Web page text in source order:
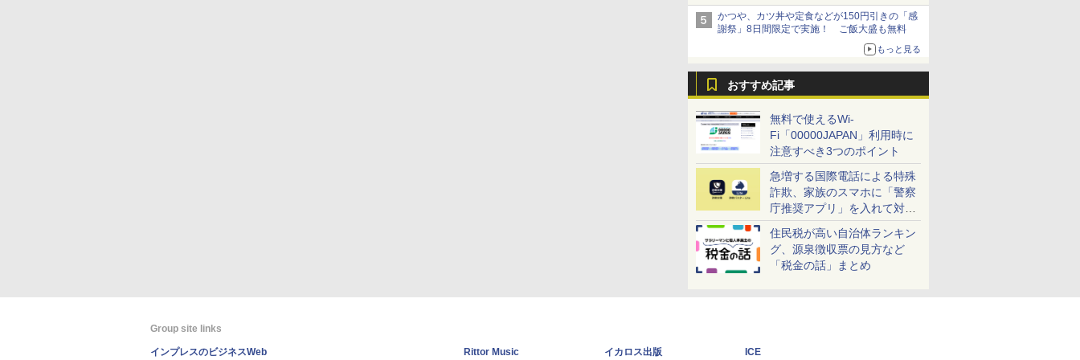
かつや、カツ丼や定食などが150円引きの「感
謝祭」8日間限定で実施！ ご飯大盛も無料
もっと見る
おすすめ記事
無料で使えるWi-
Fi「00000JAPAN」利用時に
注意すべき3つのポイント
急増する国際電話による特殊
詐欺、家族のスマホに「警察
庁推奨アプリ」を入れて対策
しよう！
住民税が高い自治体ランキン
グ、源泉徴収票の見方など
「税金の話」まとめ
Group site links
インプレスのビジネスWeb Rittor Music イカロス出版 ICE